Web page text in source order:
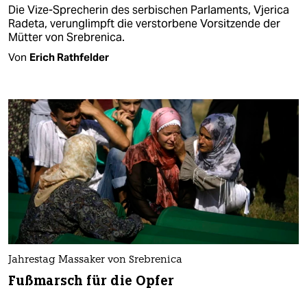
Die Vize-Sprecherin des serbischen Parlaments, Vjerica
Radeta, verunglimpft die verstorbene Vorsitzende der
Mütter von Srebrenica.
Von Erich Rathfelder
Jahrestag Massaker von Srebrenica
Fußmarsch für die Opfer